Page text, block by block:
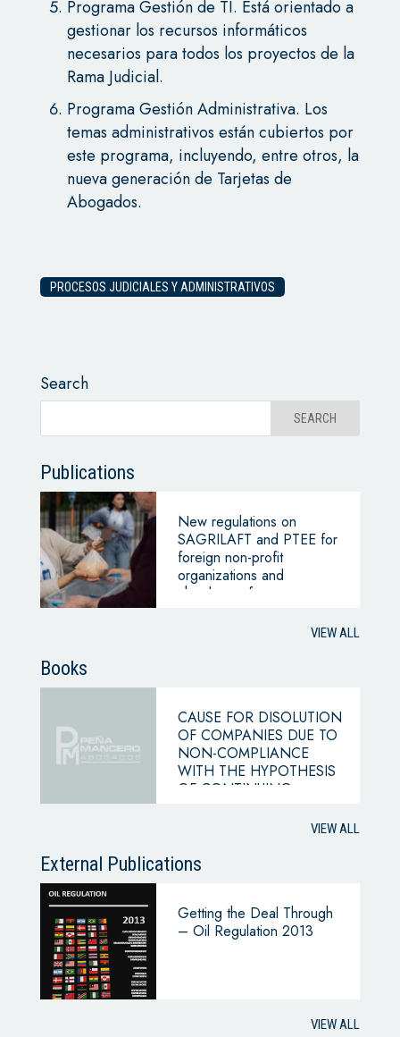
Programa Gestión de TI. Está orientado a
gestionar los recursos informáticos
necesarios para todos los proyectos de la
Rama Judicial.
Programa Gestión Administrativa. Los
temas administrativos están cubiertos por
este programa, incluyendo, entre otros, la
nueva generación de Tarjetas de
Abogados.
PROCESOS JUDICIALES Y ADMINISTRATIVOS
Search
Publications
New regulations on
SAGRILAFT and PTEE for
foreign non-profit
organizations and
chambers of commerce –
VIEW ALL
Books
CAUSE FOR DISOLUTION
OF COMPANIES DUE TO
NON-COMPLIANCE
WITH THE HYPOTHESIS
OF CONTINUING
VIEW ALL
External Publications
Getting the Deal Through
– Oil Regulation 2013
VIEW ALL